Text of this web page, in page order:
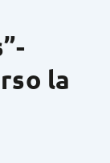
la